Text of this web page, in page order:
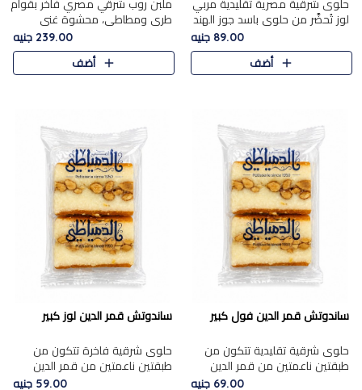
حلوى شرقية مصرية تقليدية مربي
لوز تُحضَّر من حلوى باسد جوز الهند
بقوام طري ومذاق غني، وتُزين
وتغطاه بقطع اللوز الفاخر التي
تضيف لمسة مميزة م..
89.00 جنيه
أضف
ملبن روب شرقي مصري فاخر بقوام
طري ومطاطي، محشوة غني
بسخاء بقطع عين الجمل واللوز
الفاخر التي تضيف قرمشة مميزة
ومرضية ونكهة ناتي غنية في كل
239.00 جنيه
أضف
ساندوتش قمر الدين فول كبير
حلوى شرقية تقليدية تتكون من
طبقتين ناعمتين من قمر الدين
الفاخر، تتوسطهما حشوة غنية من
69.00 جنيه
ساندوتش قمر الدين لوز كبير
حلوى شرقية فاخرة تتكون من
طبقتين ناعمتين من قمر الدين
الفاخر، تتوسطهما حشوة غنية من
59.00 جنيه